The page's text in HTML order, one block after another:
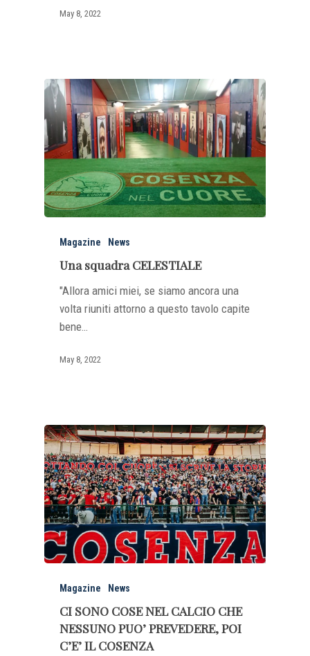
May 8, 2022
Magazine News
Una squadra CELESTIALE
"Allora amici miei, se siamo ancora una
volta riuniti attorno a questo tavolo capite
bene…
May 8, 2022
Magazine News
CI SONO COSE NEL CALCIO CHE
NESSUNO PUO’ PREVEDERE, POI
C’E’ IL COSENZA